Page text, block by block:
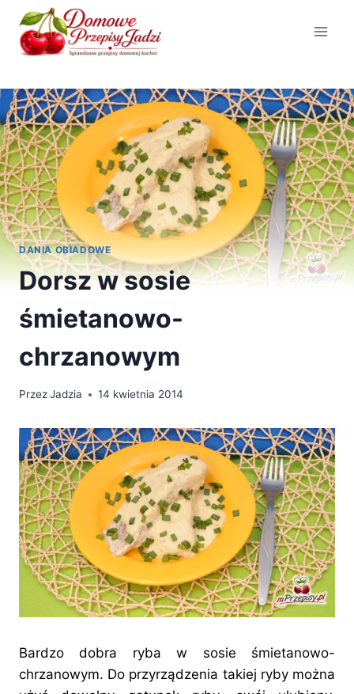
Przejdź
treści
DANIA OBIADOWE
Dorsz w sosie
śmietanowo-
chrzanowym
PrzezJadzia 14 kwietnia 2014
Bardzo dobra ryba w sosie śmietanowo-
chrzanowym. Do przyrządzenia takiej ryby można